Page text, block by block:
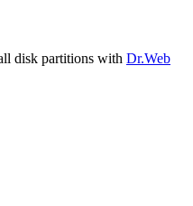
disk partitions with Dr.Web